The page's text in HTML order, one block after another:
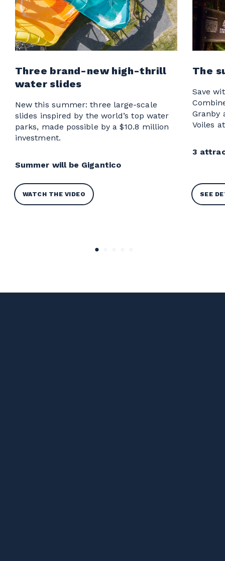
Three brand-new high-thrill
water slides
New this summer: three large-scale
slides inspired by the world’s top water
parks, made possible by a $10.8 million
investment.
Summer will be Gigantico
WATCH THE VIDEO
The
Save
Granby
Voiles
3
SEE